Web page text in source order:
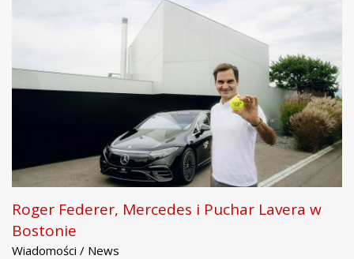
Roger Federer, Mercedes i Puchar Lavera w
Bostonie
Wiadomości / News